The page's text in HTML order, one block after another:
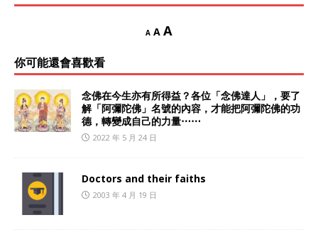
A A A
你可能還會喜歡看
念佛在今生亦有所得益？各位「念佛達人」，要了
解「阿彌陀佛」名號的內容，才能把阿彌陀佛的功
德，轉變成自己的力量⋯⋯
2022 年 5 月 24 日
Doctors and their faiths
2003 年 4 月 19 日